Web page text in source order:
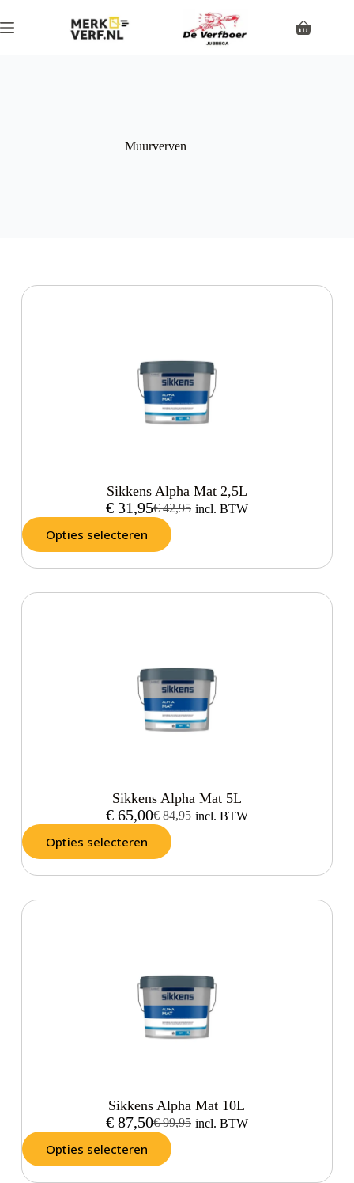
Muurverven
Sikkens Alpha Mat 2,5L
€42,95
€31,95 incl. BTW
Opties selecteren
Sikkens Alpha Mat 5L
€84,95
€65,00 incl. BTW
Opties selecteren
Sikkens Alpha Mat 10L
€99,95
€87,50 incl. BTW
Opties selecteren